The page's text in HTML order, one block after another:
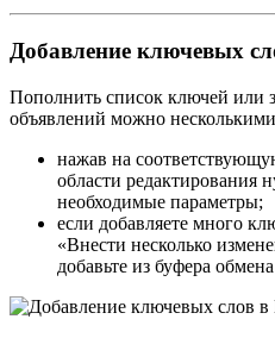
Добавление ключевых
Пополнить список ключей или
объявлений можно
нажав на
области редактирования
необходимые параметры;
если добавляете много
«Внести несколько
добавьте из буфера